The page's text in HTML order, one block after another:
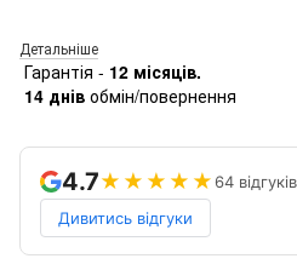
Детальніше
Гарантія - 12 місяців.
14 днів обмін/повернення
4.7★★★★★64
Дивитись відгуки